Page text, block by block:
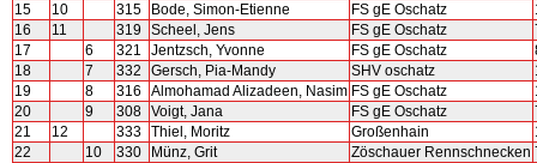
15
10 315 Bode, Simon-Etienne FS gE Oschatz
16
11 319 Scheel, Jens FS gE Oschatz
17
6 321 Jentzsch, Yvonne FS gE Oschatz
18
7 332 Gersch, Pia-Mandy SHV oschatz
19
8 316 Almohamad Alizadeen, Nasim FS gE Oschatz
20
9 308 Voigt, Jana FS gE Oschatz
21
12 333 Thiel, Moritz Großenhain
22
10 330 Münz, Grit Zöschauer Rennschnecken